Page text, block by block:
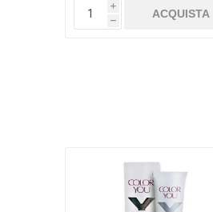
i
h
ACQUISTA